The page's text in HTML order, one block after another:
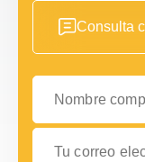
Consulta
Nombre completo
Tu correo